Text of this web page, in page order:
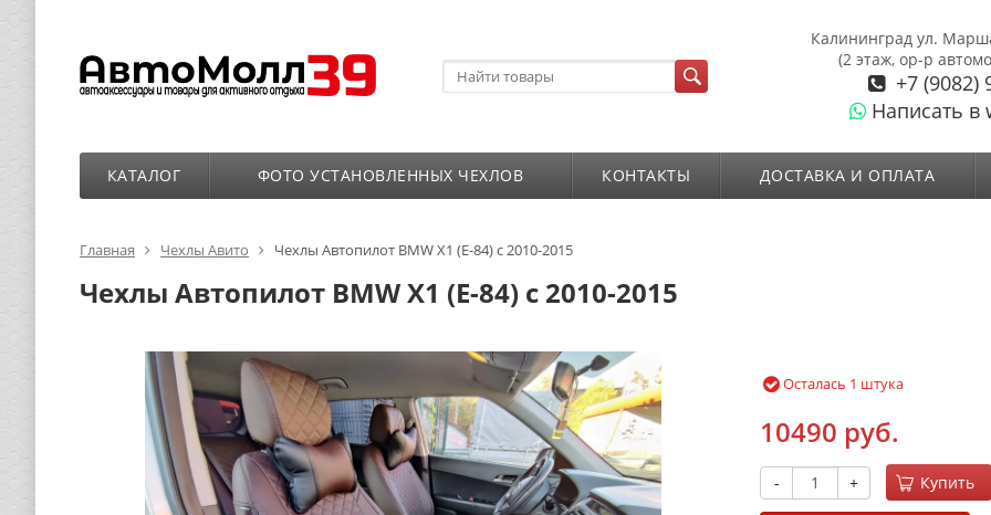
Калининград ул.
(2 этаж, ор-р
+7 (9082)
Написать в
КАТАЛОГ ФОТО УСТАНОВЛЕННЫХ ЧЕХЛОВ КОНТАКТЫ ДОСТАВКА И ОПЛАТА
Главная Чехлы Авито Чехлы Автопилот BMW X1 (E-84) с 2010-2015
Чехлы Автопилот BMW X1 (E-84) с 2010-2015
Осталась 1 штука
10490 руб.
- + Купить